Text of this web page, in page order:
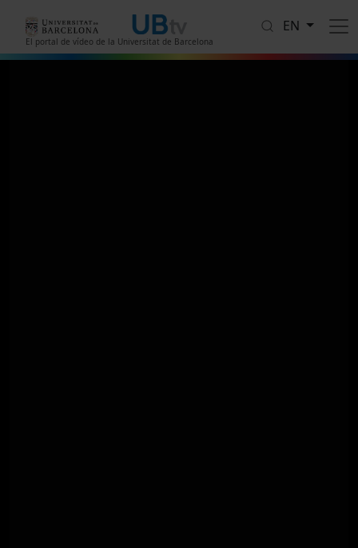
El portal de vídeo de la Universitat de Barcelona
EN